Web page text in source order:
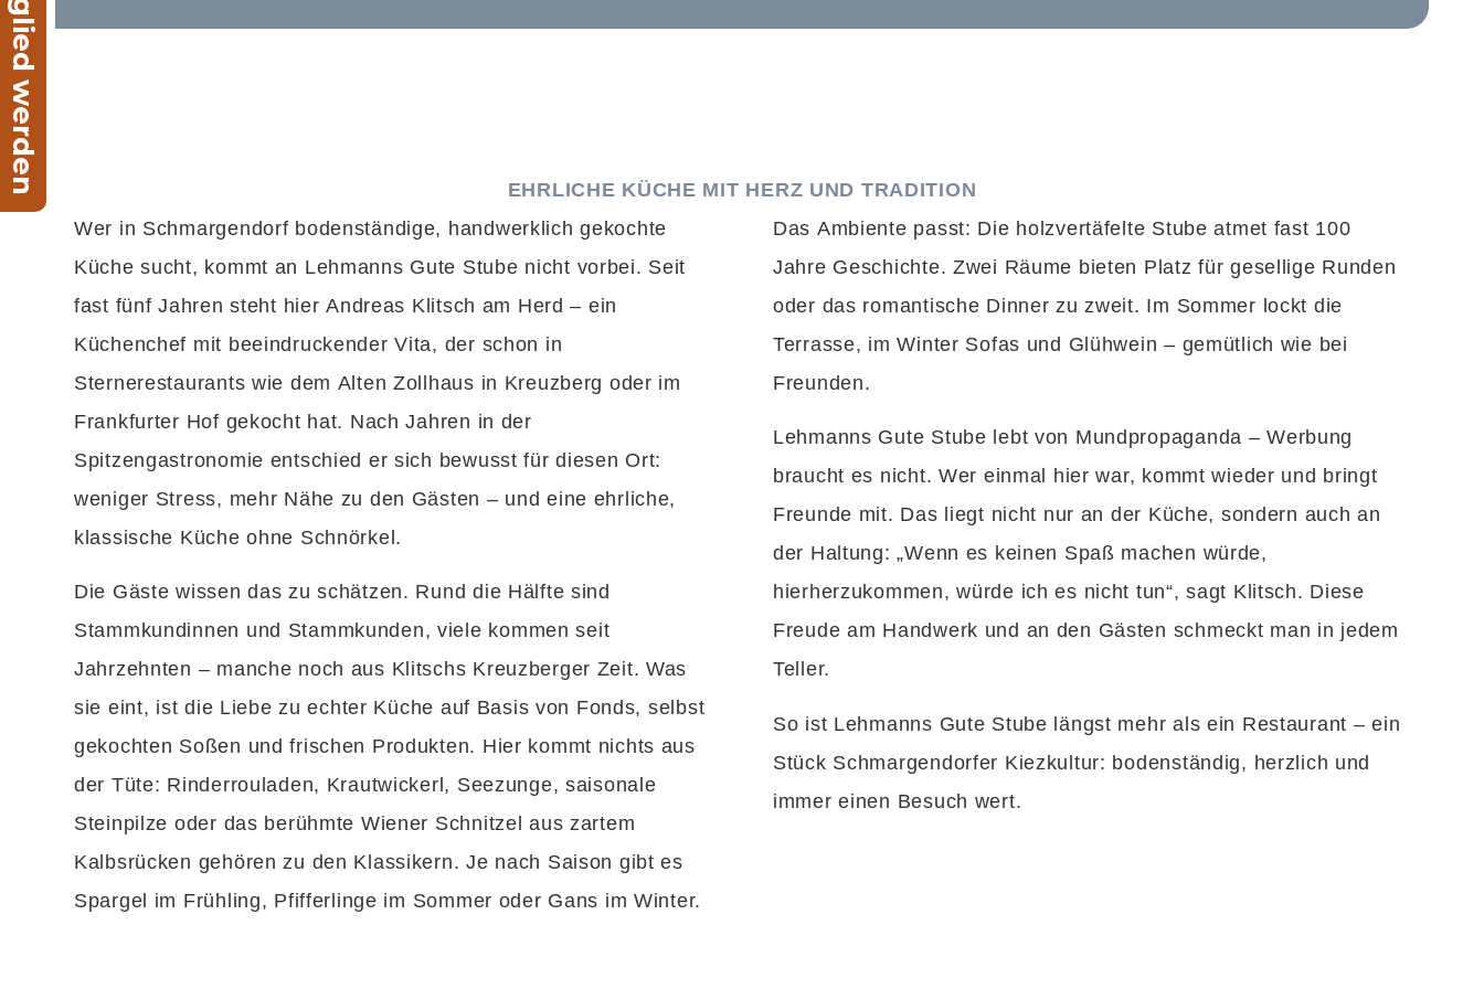
EHRLICHE KÜCHE MIT HERZ UND TRADITION
Wer in Schmargendorf bodenständige, handwerklich gekochte
Küche sucht, kommt an Lehmanns Gute Stube nicht vorbei. Seit
fast fünf Jahren steht hier Andreas Klitsch am Herd – ein
Küchenchef mit beeindruckender Vita, der schon in
Sternerestaurants wie dem Alten Zollhaus in Kreuzberg oder im
Frankfurter Hof gekocht hat. Nach Jahren in der
Spitzengastronomie entschied er sich bewusst für diesen Ort:
weniger Stress, mehr Nähe zu den Gästen – und eine ehrliche,
klassische Küche ohne Schnörkel.
Die Gäste wissen das zu schätzen. Rund die Hälfte sind
Stammkundinnen und Stammkunden, viele kommen seit
Jahrzehnten – manche noch aus Klitschs Kreuzberger Zeit. Was
sie eint, ist die Liebe zu echter Küche auf Basis von Fonds, selbst
gekochten Soßen und frischen Produkten. Hier kommt nichts aus
der Tüte: Rinderrouladen, Krautwickerl, Seezunge, saisonale
Steinpilze oder das berühmte Wiener Schnitzel aus zartem
Kalbsrücken gehören zu den Klassikern. Je nach Saison gibt es
Spargel im Frühling, Pfifferlinge im Sommer oder Gans im Winter.
Das Ambiente passt: Die holzvertäfelte Stube atmet fast 100
Jahre Geschichte. Zwei Räume bieten Platz für gesellige Runden
oder das romantische Dinner zu zweit. Im Sommer lockt die
Terrasse, im Winter Sofas und Glühwein – gemütlich wie bei
Freunden.
Lehmanns Gute Stube lebt von Mundpropaganda – Werbung
braucht es nicht. Wer einmal hier war, kommt wieder und bringt
Freunde mit. Das liegt nicht nur an der Küche, sondern auch an
der Haltung: „Wenn es keinen Spaß machen würde,
hierherzukommen, würde ich es nicht tun“, sagt Klitsch. Diese
Freude am Handwerk und an den Gästen schmeckt man in jedem
Teller.
So ist Lehmanns Gute Stube längst mehr als ein Restaurant – ein
Stück Schmargendorfer Kiezkultur: bodenständig, herzlich und
immer einen Besuch wert.